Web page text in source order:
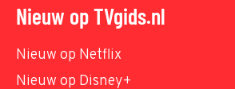
Nieuw op TVgids.nl
Nieuw op Netflix
Nieuw op Disney+